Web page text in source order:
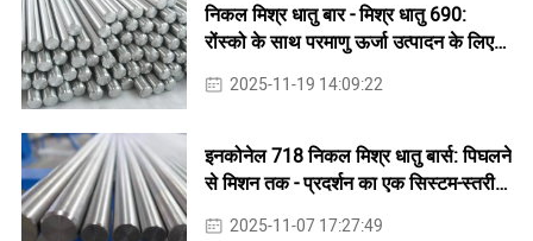
निकल मिश्र धातु बार - मिश्र धातु 690:
रोंस्को के साथ परमाणु ऊर्जा उत्पादन के लिए
बेहतर संक्षारण प्रतिरोध
2025-11-19 14:09:22
इनकोनेल 718 निकल मिश्र धातु बार्स: पिघलने
से मिशन तक - प्रदर्शन का एक सिस्टम-स्तरीय
दृश्य
2025-11-07 17:27:49